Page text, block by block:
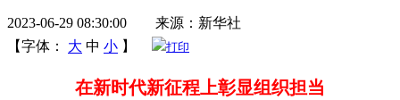
2023-06-29 08:30:00 来源：新华社
【字体：
大 中 小 】 打印
在新时代新征程上彰显组织担当